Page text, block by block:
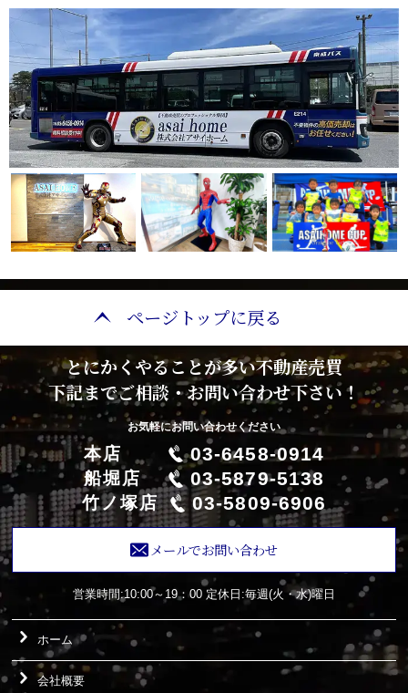
ページトップに戻る
とにかくやることが多い不動産売買
下記までご相談・お問い合わせ下さい！
お気軽にお問い合わせください
本店 03-6458-0914
船堀店 03-5879-5138
竹ノ塚店 03-5809-6906
メールでお問い合わせ
営業時間:10:00～19：00 定休日:毎週(火・水)曜日
ホーム
会社概要